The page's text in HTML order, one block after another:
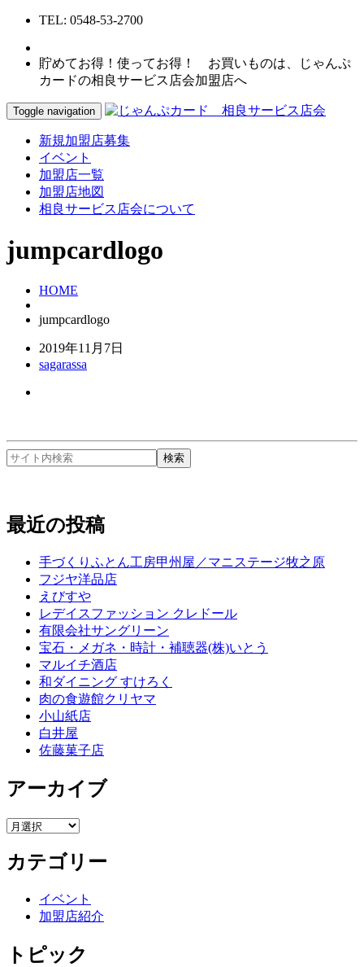
TEL: 0548-53-2700
貯めてお得！使ってお得！ お買いものは、じゃんぷ
カードの相良サービス店会加盟店へ
Toggle navigation
新規加盟店募集
イベント
加盟店一覧
加盟店地図
相良サービス店会について
jumpcardlogo
HOME
jumpcardlogo
2019年11月7日
sagarassa
最近の投稿
手づくりふとん工房甲州屋／マニステージ牧之原
フジヤ洋品店
えびすや
レデイスファッション クレドール
有限会社サングリーン
宝石・メガネ・時計・補聴器(株)いとう
マルイチ酒店
和ダイニング すけろく
肉の食遊館クリヤマ
小山紙店
白井屋
佐藤菓子店
アーカイブ
ア
カ
カテゴリー
イベント
加盟店紹介
トピック